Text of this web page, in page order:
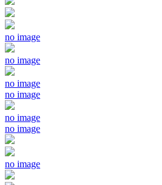
no image
no image
no image
no image
no image
no image
no image